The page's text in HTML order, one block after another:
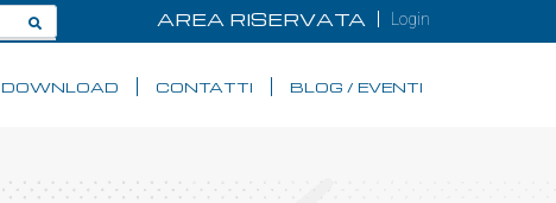
AREA RISERVATA Login
DOWNLOAD CONTATTI BLOG / EVENTI